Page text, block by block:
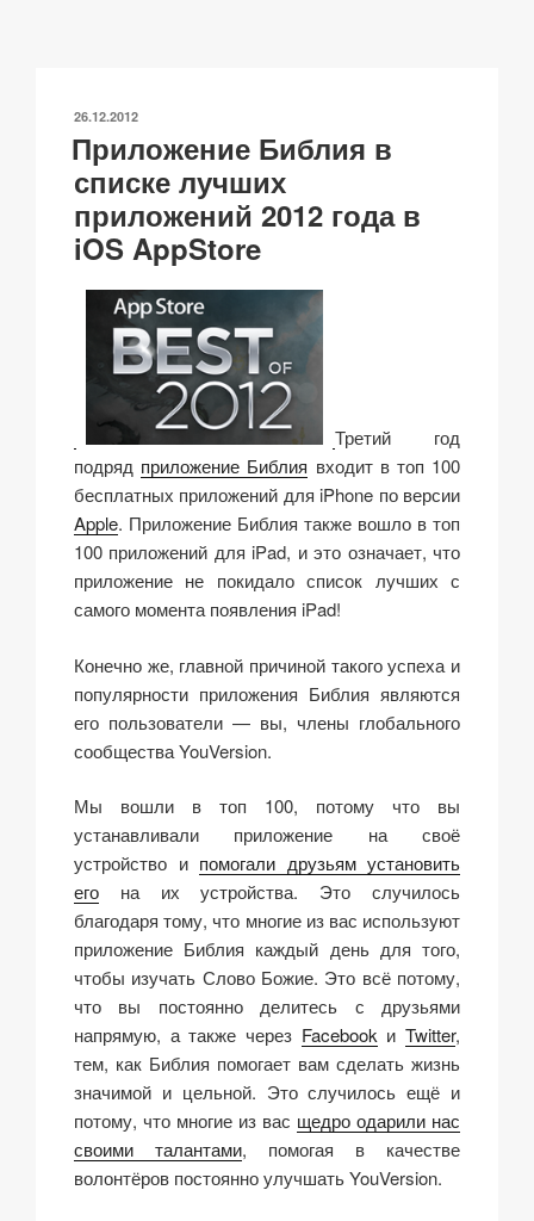
n
k o
k
p at
ОПУБЛИКОВАНО
26.12.2012
Приложение Библия в
списке лучших
приложений 2012 года в
iOS AppStore
Третий год
подряд приложение Библия входит в топ 100
бесплатных приложений для iPhone по версии
Apple. Приложение Библия также вошло в топ
100 приложений для iPad, и это означает, что
приложение не покидало список лучших с
самого момента появления iPad!
Конечно же, главной причиной такого успеха и
популярности приложения Библия являются
его пользователи — вы, члены глобального
сообщества YouVersion.
Мы вошли в топ 100, потому что вы
устанавливали приложение на своё
устройство и помогали друзьям установить
его на их устройства. Это случилось
благодаря тому, что многие из вас используют
приложение Библия каждый день для того,
чтобы изучать Слово Божие. Это всё потому,
что вы постоянно делитесь с друзьями
напрямую, а также через Facebook иTwitter,
тем, как Библия помогает вам сделать жизнь
значимой и цельной. Это случилось ещё и
потому, что многие из вас щедро одарили нас
своими талантами, помогая в качестве
волонтёров постоянно улучшать YouVersion.